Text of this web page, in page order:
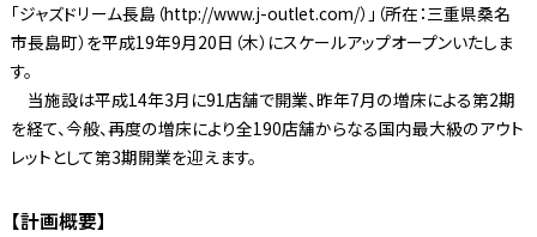
「ジャズドリーム長島（http://www.j-outlet.com/）」（所在：三重県桑名
市長島町）を平成19年9月20日（木）にスケールアップオープンいたしま
す。
当施設は平成14年3月に91店舗で開業、昨年7月の増床による第2期
を経て、今般、再度の増床により全190店舗からなる国内最大級のアウト
レットとして第3期開業を迎えます。
【計画概要】